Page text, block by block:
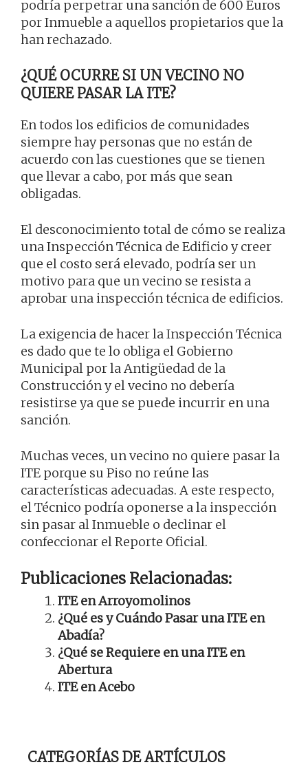
podría perpetrar una sanción de 600 Euros
por Inmueble a aquellos propietarios que la
han rechazado.
¿QUÉ OCURRE SI UN VECINO NO
QUIERE PASAR LA ITE?
En todos los edificios de comunidades
siempre hay personas que no están de
acuerdo con las cuestiones que se tienen
que llevar a cabo, por más que sean
obligadas.
El desconocimiento total de cómo se realiza
una Inspección Técnica de Edificio y creer
que el costo será elevado, podría ser un
motivo para que un vecino se resista a
aprobar una inspección técnica de edificios.
La exigencia de hacer la Inspección Técnica
es dado que te lo obliga el Gobierno
Municipal por la Antigüedad de la
Construcción y el vecino no debería
resistirse ya que se puede incurrir en una
sanción.
Muchas veces, un vecino no quiere pasar la
ITE porque su Piso no reúne las
características adecuadas. A este respecto,
el Técnico podría oponerse a la inspección
sin pasar al Inmueble o declinar el
confeccionar el Reporte Oficial.
Publicaciones Relacionadas:
ITE en Arroyomolinos
¿Qué es y Cuándo Pasar una ITE en
Abadía?
¿Qué se Requiere en una ITE en
Abertura
ITE en Acebo
CATEGORÍAS DE ARTÍCULOS